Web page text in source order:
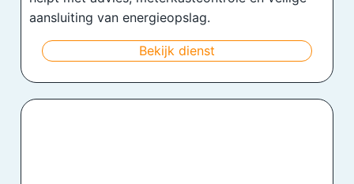
aansluiting van energieopslag.
Bekijk dienst